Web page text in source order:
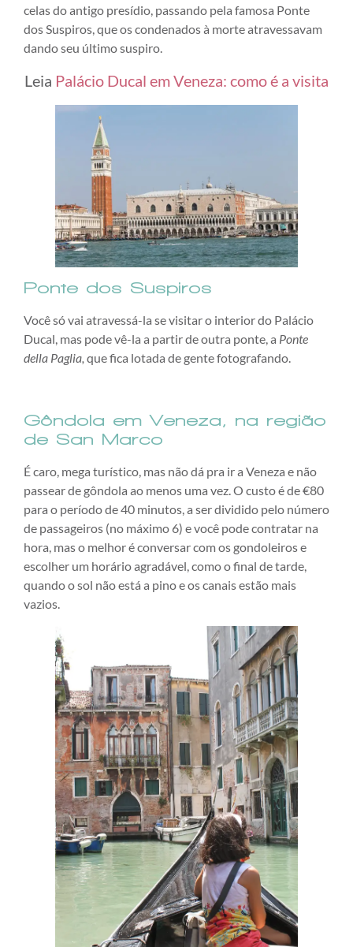
celas do antigo presídio, passando pela famosa Ponte
dos Suspiros, que os condenados à morte atravessavam
dando seu último suspiro.
Leia Palácio Ducal em Veneza: como é a visita
Ponte dos Suspiros
Você só vai atravessá-la se visitar o interior do Palácio
Ducal, mas pode vê-la a partir de outra ponte, a Ponte
della Paglia, que fica lotada de gente fotografando.
Gôndola em Veneza, na região
de San Marco
É caro, mega turístico, mas não dá pra ir a Veneza e não
passear de gôndola ao menos uma vez. O custo é de €80
para o período de 40 minutos, a ser dividido pelo número
de passageiros (no máximo 6) e você pode contratar na
hora, mas o melhor é conversar com os gondoleiros e
escolher um horário agradável, como o final de tarde,
quando o sol não está a pino e os canais estão mais
vazios.